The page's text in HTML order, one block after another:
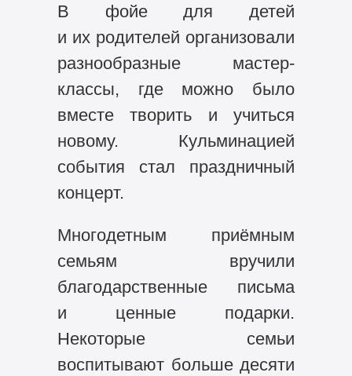
В фойе для детей
и их родителей организовали
разнообразные мастер-
классы, где можно было
вместе творить и учиться
новому. Кульминацией
события стал праздничный
концерт.
Многодетным приёмным
семьям вручили
благодарственные письма
и ценные подарки.
Некоторые семьи
воспитывают больше десяти